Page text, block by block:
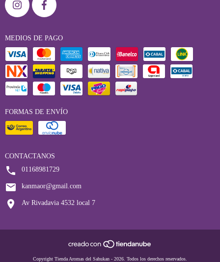
MEDIOS DE PAGO
FORMAS DE ENVÍO
CONTACTANOS
01168981729
kanmaor@gmail.com
Av Rivadavia 4532 local 7
Copyright Tienda Aromas del Sahukan - 2026. Todos los derechos reservados.